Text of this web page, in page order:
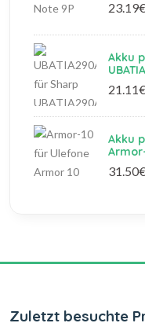
Akku
Akku
Zuletzt besuchte